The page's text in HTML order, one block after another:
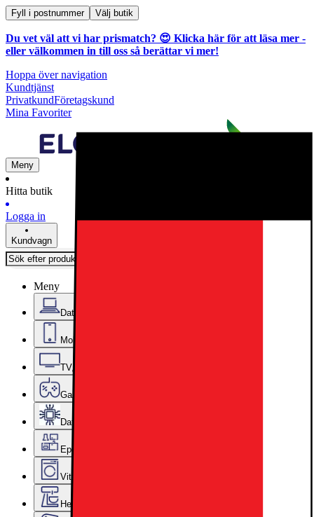
Fyll i postnummer Välj butik
Du vet väl att vi har prismatch? 😍 Klicka här för att läsa mer -
eller välkommen in till oss så berättar vi mer!
Hoppa över navigation
Kundtjänst
PrivatkundFöretagskund
Mina Favoriter
Meny
Hitta butik
Logga in
Kundvagn
Meny
Datorer & Kontor
Mobiler, Tablets & Smartklockor
TV, Ljud & Smart Hem
Gaming
Datorkomponenter
Epoq Kök & Tvättstuga
Vitvaror
Hem, Hushåll & Trädgård